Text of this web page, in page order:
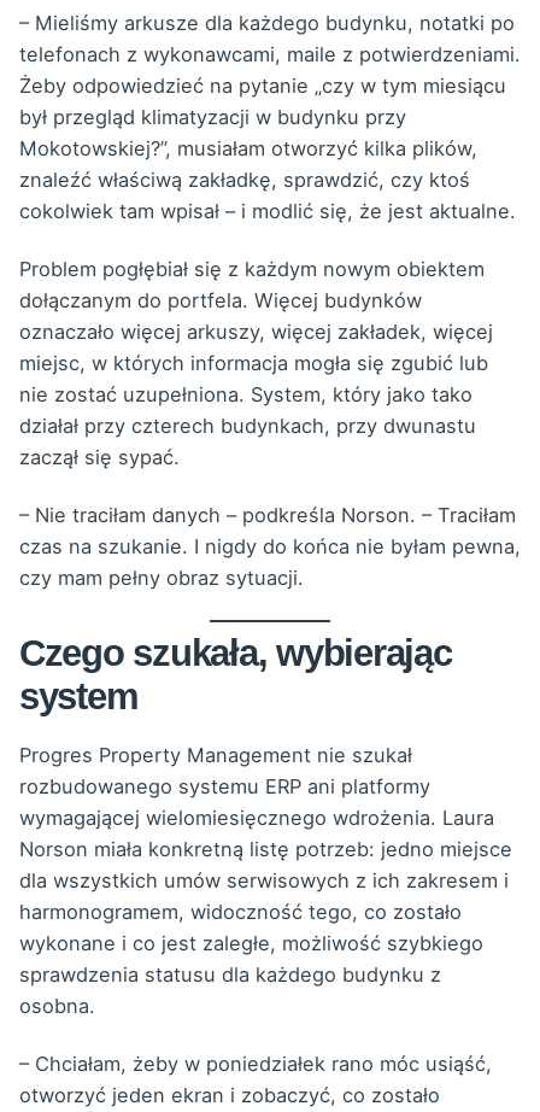
– Mieliśmy arkusze dla każdego budynku, notatki po
telefonach z wykonawcami, maile z potwierdzeniami.
Żeby odpowiedzieć na pytanie „czy w tym miesiącu
był przegląd klimatyzacji w budynku przy
Mokotowskiej?”, musiałam otworzyć kilka plików,
znaleźć właściwą zakładkę, sprawdzić, czy ktoś
cokolwiek tam wpisał – i modlić się, że jest aktualne.
Problem pogłębiał się z każdym nowym obiektem
dołączanym do portfela. Więcej budynków
oznaczało więcej arkuszy, więcej zakładek, więcej
miejsc, w których informacja mogła się zgubić lub
nie zostać uzupełniona. System, który jako tako
działał przy czterech budynkach, przy dwunastu
zaczął się sypać.
– Nie traciłam danych – podkreśla Norson. – Traciłam
czas na szukanie. I nigdy do końca nie byłam pewna,
czy mam pełny obraz sytuacji.
Czego szukała, wybierając
system
Progres Property Management nie szukał
rozbudowanego systemu ERP ani platformy
wymagającej wielomiesięcznego wdrożenia. Laura
Norson miała konkretną listę potrzeb: jedno miejsce
dla wszystkich umów serwisowych z ich zakresem i
harmonogramem, widoczność tego, co zostało
wykonane i co jest zaległe, możliwość szybkiego
sprawdzenia statusu dla każdego budynku z
osobna.
– Chciałam, żeby w poniedziałek rano móc usiąść,
otworzyć jeden ekran i zobaczyć, co zostało